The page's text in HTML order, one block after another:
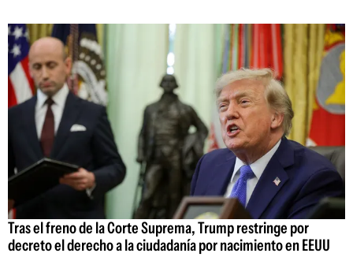
Tras el freno de la Corte Suprema, Trump restringe por
decreto el derecho a la ciudadanía por nacimiento en EEUU